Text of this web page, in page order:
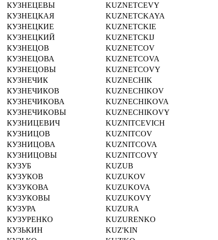
КУЗНЕЦЕВЫ
KUZNETCEVY
КУЗНЕЦКАЯ
KUZNETCKAYA
КУЗНЕЦКИЕ
KUZNETCKIE
КУЗНЕЦКИЙ
KUZNETCKIJ
КУЗНЕЦОВ
KUZNETCOV
КУЗНЕЦОВА
KUZNETCOVA
КУЗНЕЦОВЫ
KUZNETCOVY
КУЗНЕЧИК
KUZNECHIK
КУЗНЕЧИКОВ
KUZNECHIKOV
КУЗНЕЧИКОВА
KUZNECHIKOVA
КУЗНЕЧИКОВЫ
KUZNECHIKOVY
КУЗНИЦЕВИЧ
KUZNITCEVICH
КУЗНИЦОВ
KUZNITCOV
КУЗНИЦОВА
KUZNITCOVA
КУЗНИЦОВЫ
KUZNITCOVY
КУЗУБ
KUZUB
КУЗУКОВ
KUZUKOV
КУЗУКОВА
KUZUKOVA
КУЗУКОВЫ
KUZUKOVY
КУЗУРА
KUZURA
КУЗУРЕНКО
KUZURENKO
КУЗЬКИН
KUZ'KIN